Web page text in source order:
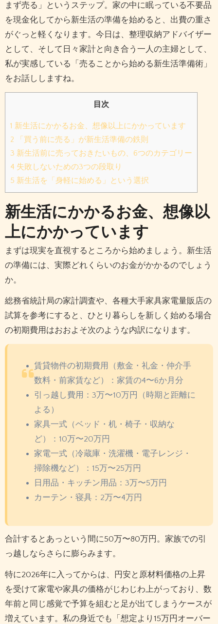
まず売る」というステップ。家の中に眠っている不要品
を現金化してから新生活の準備を始めると、出費の重さ
がぐっと軽くなります。今日は、整理収納アドバイザー
として、そして日々家計と向き合う一人の主婦として、
私が実感している「売ることから始める新生活準備術」
をお話ししますね。
目次
1 新生活にかかるお金、想像以上にかかっています
2 「買う前に売る」が新生活準備の鉄則
3 新生活前に売っておきたいもの、6つのカテゴリー
4 失敗しないための3つの段取り
5 新生活を「身軽に始める」という選択
新生活にかかるお金、想像以
上にかかっています
まずは現実を直視するところから始めましょう。新生活
の準備には、実際どれくらいのお金がかかるのでしょう
か。
総務省統計局の家計調査や、各種大手家具家電量販店の
試算を参考にすると、ひとり暮らしを新しく始める場合
の初期費用はおおよそ次のような内訳になります。
賃貸物件の初期費用（敷金・礼金・仲介手
数料・前家賃など）：家賃の4〜6か月分
引っ越し費用：3万〜10万円（時期と距離に
よる）
家具一式（ベッド・机・椅子・収納な
ど）：10万〜20万円
家電一式（冷蔵庫・洗濯機・電子レンジ・
掃除機など）：15万〜25万円
日用品・キッチン用品：3万〜5万円
カーテン・寝具：2万〜4万円
合計するとあっという間に50万〜80万円。家族での引
っ越しならさらに膨らみます。
特に2026年に入ってからは、円安と原材料価格の上昇
を受けて家電や家具の価格がじわじわ上がっており、数
年前と同じ感覚で予算を組むと足が出てしまうケースが
増えています。私の身近でも「想定より15万円オーバー